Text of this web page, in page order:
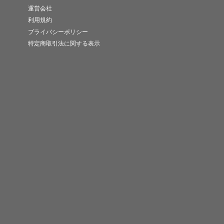
運営会社
利用規約
プライバシーポリシー
特定商取引法に関する表示